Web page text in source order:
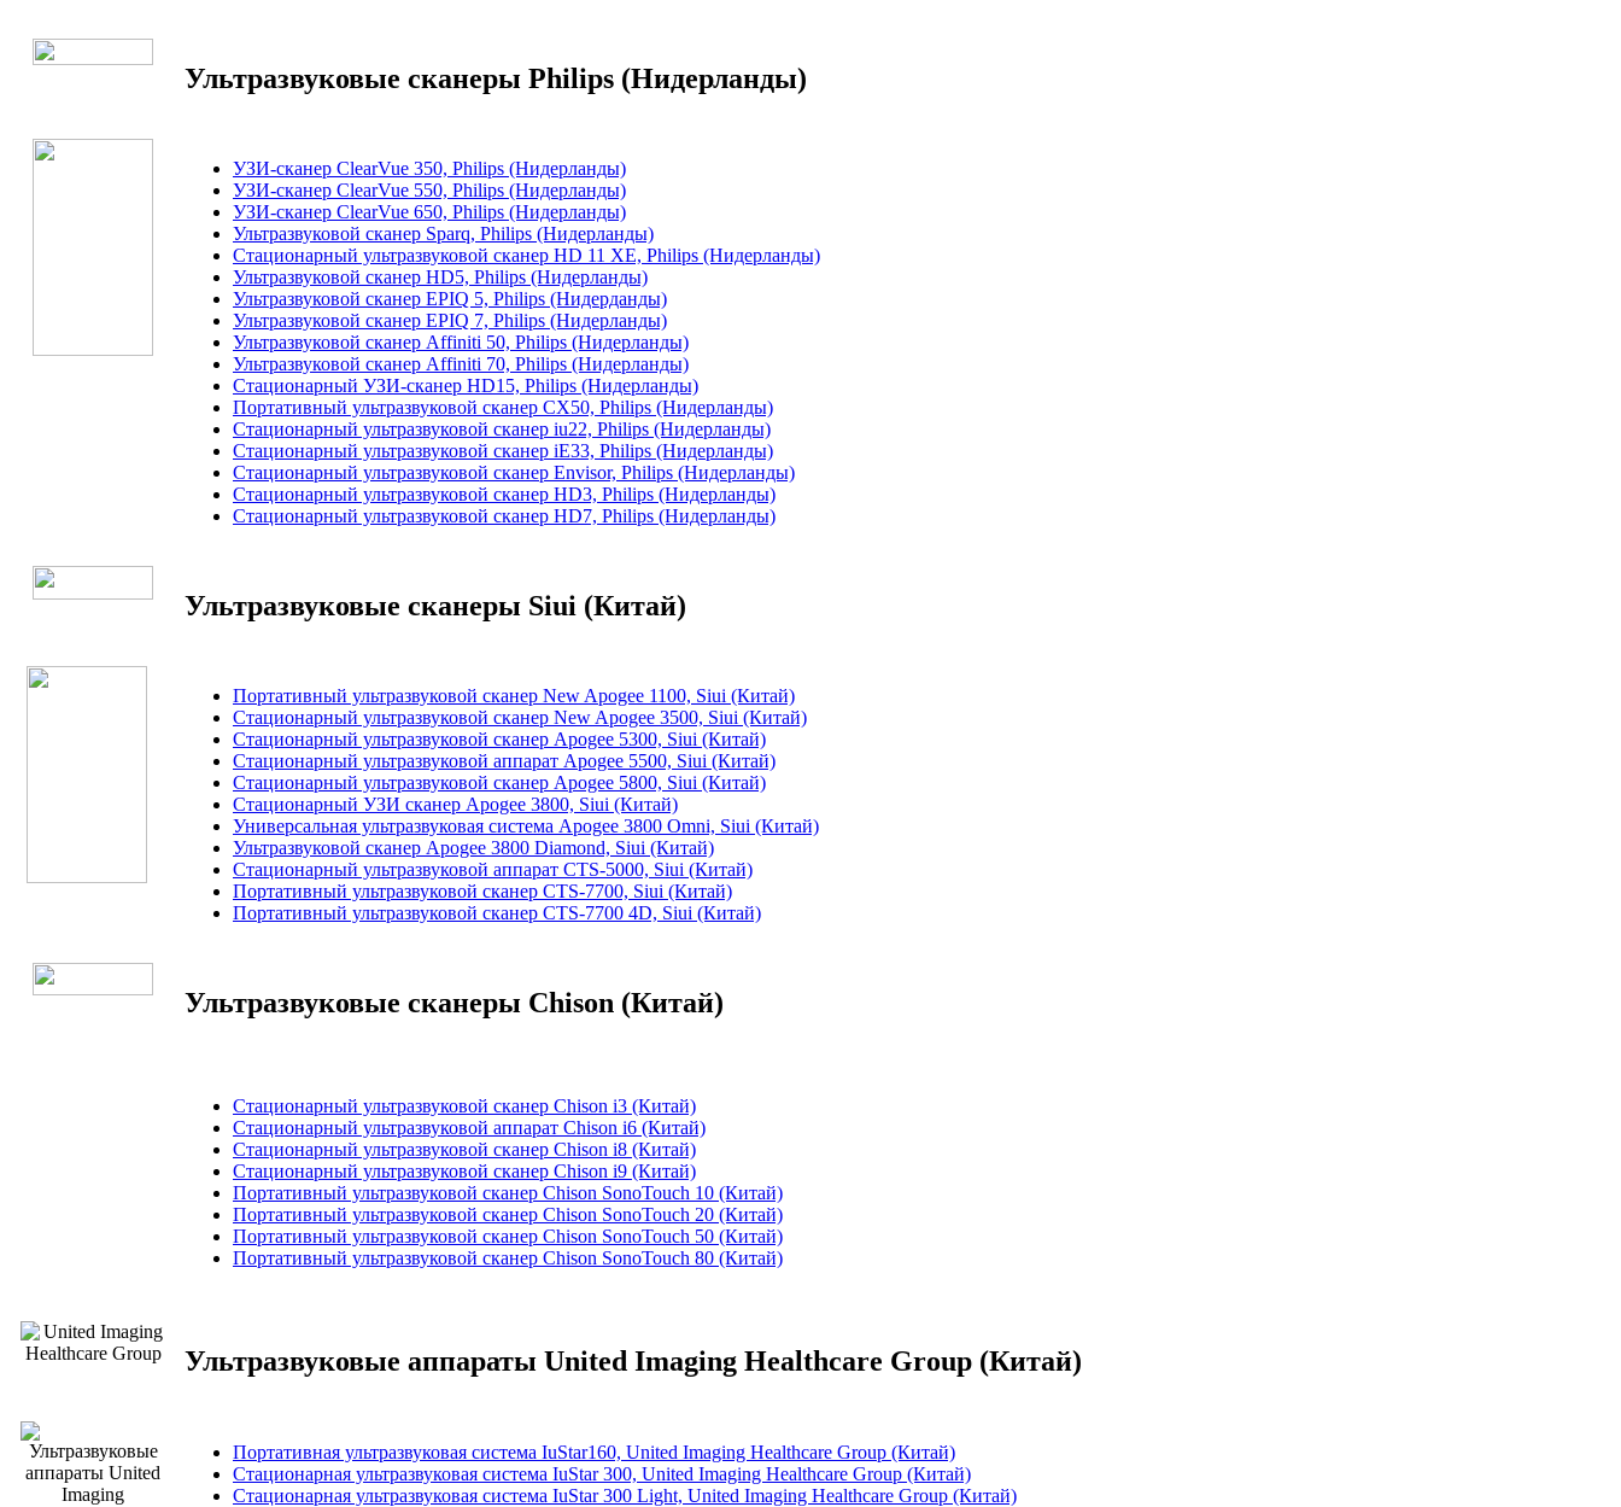
Ультразвуковые сканеры Philips (Нидерланды)
УЗИ-сканер ClearVue 350, Philips (Нидерланды)
УЗИ-сканер ClearVue 550, Philips (Нидерланды)
УЗИ-сканер ClearVue 650, Philips (Нидерланды)
Ультразвуковой сканер Sparq, Philips (Нидерланды)
Стационарный ультразвуковой сканер HD 11 XE, Philips (Нидерланды)
Ультразвуковой сканер HD5, Philips (Нидерланды)
Ультразвуковой сканер EPIQ 5, Philips (Нидерданды)
Ультразвуковой сканер EPIQ 7, Philips (Нидерланды)
Ультразвуковой сканер Affiniti 50, Philips (Нидерланды)
Ультразвуковой сканер Affiniti 70, Philips (Нидерланды)
Стационарный УЗИ-сканер HD15, Philips (Нидерланды)
Портативный ультразвуковой сканер CX50, Philips (Нидерланды)
Стационарный ультразвуковой сканер iu22, Philips (Нидерланды)
Стационарный ультразвуковой сканер iЕ33, Philips (Нидерланды)
Стационарный ультразвуковой сканер Envisor, Philips (Нидерланды)
Стационарный ультразвуковой сканер HD3, Philips (Нидерланды)
Стационарный ультразвуковой сканер HD7, Philips (Нидерланды)
Ультразвуковые сканеры Siui (Китай)
Портативный ультразвуковой сканер New Apogee 1100, Siui (Китай)
Стационарный ультразвуковой сканер New Apogee 3500, Siui (Китай)
Стационарный ультразвуковой сканер Apogee 5300, Siui (Китай)
Стационарный ультразвуковой аппарат Apogee 5500, Siui (Китай)
Стационарный ультразвуковой сканер Apogee 5800, Siui (Китай)
Стационарный УЗИ сканер Apogee 3800, Siui (Китай)
Универсальная ультразвуковая система Apogee 3800 Omni, Siui (Китай)
Ультразвуковой сканер Apogee 3800 Diamond, Siui (Китай)
Стационарный ультразвуковой аппарат CTS-5000, Siui (Китай)
Портативный ультразвуковой сканер CTS-7700, Siui (Китай)
Портативный ультразвуковой сканер CTS-7700 4D, Siui (Китай)
Ультразвуковые сканеры Chison (Китай)
Стационарный ультразвуковой сканер Chison i3 (Китай)
Стационарный ультразвуковой аппарат Chison i6 (Китай)
Стационарный ультразвуковой сканер Chison i8 (Китай)
Стационарный ультразвуковой сканер Chison i9 (Китай)
Портативный ультразвуковой сканер Chison SonoTouch 10 (Китай)
Портативный ультразвуковой сканер Chison SonoTouch 20 (Китай)
Портативный ультразвуковой сканер Chison SonoTouch 50 (Китай)
Портативный ультразвуковой сканер Chison SonoTouch 80 (Китай)
Ультразвуковые аппараты United Imaging Healthcare Group (Китай)
Портативная ультразвуковая система IuStar160, United Imaging Healthcare Group (Китай)
Стационарная ультразвуковая система IuStar 300, United Imaging Healthcare Group (Китай)
Стационарная ультразвуковая система IuStar 300 Light, United Imaging Healthcare Group (Китай)